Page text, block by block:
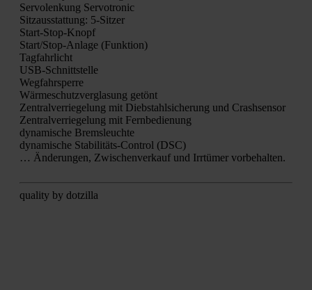
Ser­vo­len­kung Ser­vo­tro­nic
Sitz­aus­stat­tung: 5‑Sitzer
Start-Stop-Knopf
Star­t/S­top-Anla­ge (Funk­ti­on)
Tag­fahr­licht
USB-Schnitt­stel­le
Weg­fahr­sper­re
Wär­me­schutz­ver­gla­sung getönt
Zen­tral­ver­rie­ge­lung mit Dieb­stahl­si­che­rung und Crash­sen­sor
Zen­tral­ver­rie­ge­lung mit Fern­be­die­nung
dyna­mi­sche Brems­leuch­te
dyna­mi­sche Sta­bi­li­täts-Con­trol (DSC)
… Ände­run­gen, Zwi­schen­ver­kauf und Irr­tü­mer vor­be­hal­ten.
qua­li­ty by dot­zil­la